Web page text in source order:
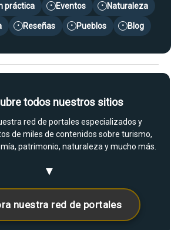
práctica • Eventos • Naturaleza
• Reseñas • Pueblos • Blog
todos nuestros sitios
red de portales especializados y
de miles de contenidos sobre turismo,
patrimonio, naturaleza y mucho más.
▼
nuestra red de portales